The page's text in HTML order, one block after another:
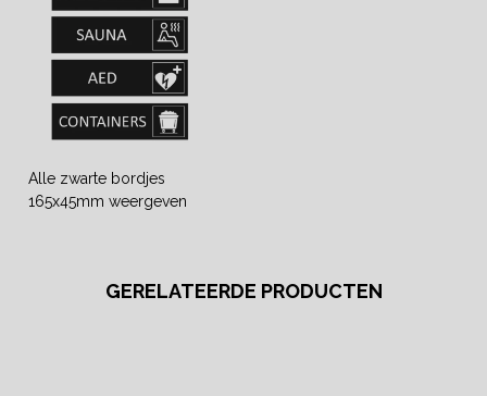
Alle zwarte bordjes
165x45mm weergeven
GERELATEERDE PRODUCTEN